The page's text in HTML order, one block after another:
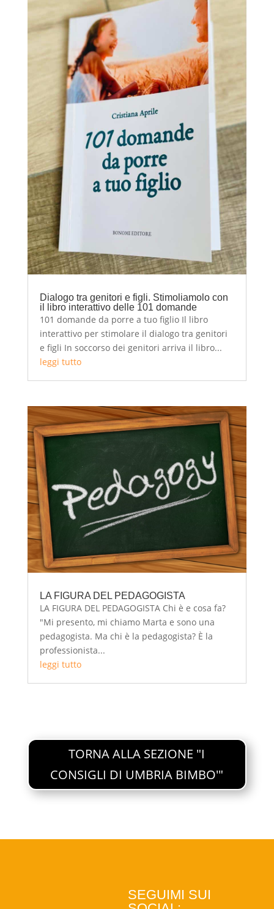
Dialogo tra genitori e figli. Stimoliamolo con
il libro interattivo delle 101 domande
101 domande da porre a tuo figlio Il libro
interattivo per stimolare il dialogo tra genitori
e figli In soccorso dei genitori arriva il libro...
leggi tutto
LA FIGURA DEL PEDAGOGISTA
LA FIGURA DEL PEDAGOGISTA Chi è e cosa fa?
"Mi presento, mi chiamo Marta e sono una
pedagogista. Ma chi è la pedagogista? È la
professionista...
leggi tutto
TORNA ALLA SEZIONE "I
CONSIGLI DI UMBRIA BIMBO'"
SEGUIMI SUI